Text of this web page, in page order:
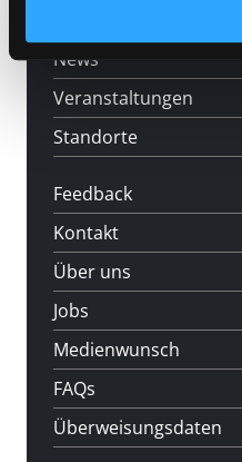
News
Veranstaltungen
Standorte
Feedback
Kontakt
Über uns
Jobs
Medienwunsch
FAQs
Überweisungsdaten